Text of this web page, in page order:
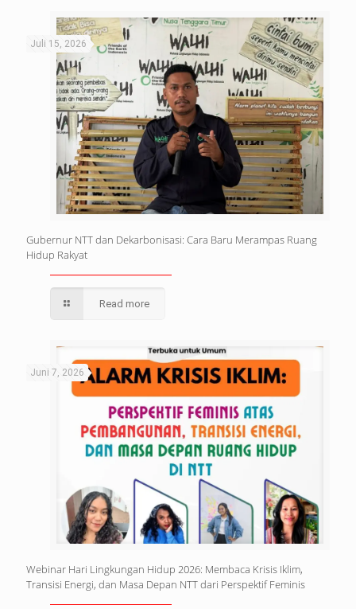
Juli 15, 2026
Gubernur NTT dan Dekarbonisasi: Cara Baru Merampas Ruang
Hidup Rakyat
Read more
Juni 7, 2026
Webinar Hari Lingkungan Hidup 2026: Membaca Krisis Iklim,
Transisi Energi, dan Masa Depan NTT dari Perspektif Feminis